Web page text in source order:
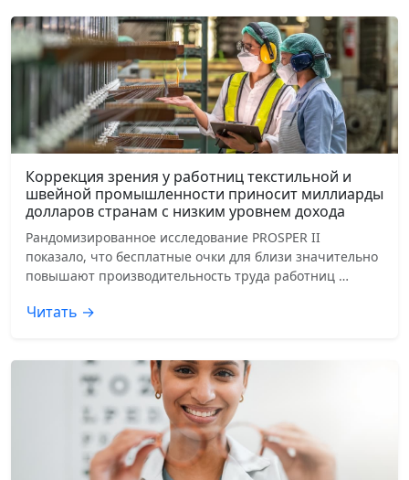
Коррекция зрения у работниц текстильной и
швейной промышленности приносит миллиарды
долларов странам с низким уровнем дохода
Рандомизированное исследование PROSPER II
показало, что бесплатные очки для близи значительно
повышают производительность труда работниц …
Читать →